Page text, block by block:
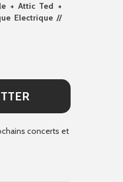
+ Attic Ted +
Electrique //
concerts et